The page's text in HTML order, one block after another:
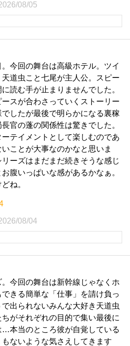
08/05
今回の舞台は高級ホテル。ツイ
道虫こと七尾が主人公。スピー
読む手が止まりませんでした。
スが合わさっていくストーリー
したが最後で明らかになる裏稼
官の蓬の関係性は驚きでした。
テイメントとして楽しむのであ
ことが大事なのかなと思いま
ーズはまだまだ続きそうな感じ
腹いっぱいな感があるかなぁ。
ね。
08/04
今回の舞台は新幹線じゃなくホ
きる簡単な「仕事」を請け負っ
出られないみんな大好き天道虫
ちがそれぞれの目的で集い最後に
…本当のところ彼が自覚している
ないような気さえしてきます